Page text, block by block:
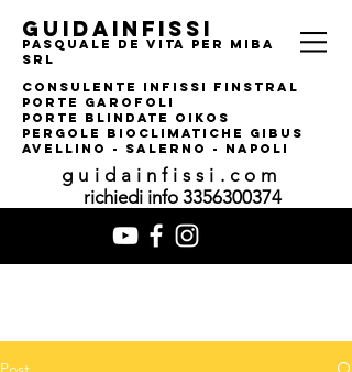
guidainfissi
pasquale de vita per MIBA
srl
consulente infissi finstral
porte garofoli
PORTE BLINDATE OIKOS
pERGOLE bIOCLIMATI CHE gIBUS
AVELLINO - SALERNO - NAPOLI
guidainfissi.com
richiedi info 3356300374